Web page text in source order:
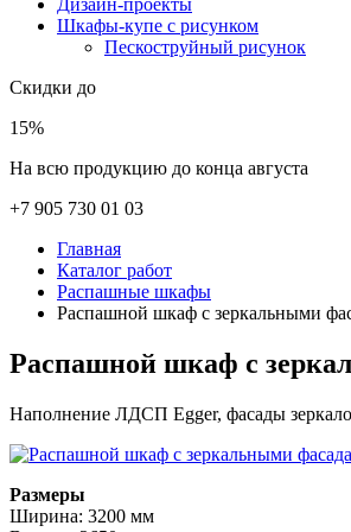
Дизайн-проекты
Шкафы-купе с рисунком
Пескоструйный рисунок
Скидки до
15%
На всю продукцию до конца августа
+7 905 730 01 03
Главная
Каталог работ
Распашные шкафы
Распашной шкаф с зеркальными
Распашной шкаф с
Наполнение ЛДСП Egger, фасады
Размеры
Ширина: 3200 мм